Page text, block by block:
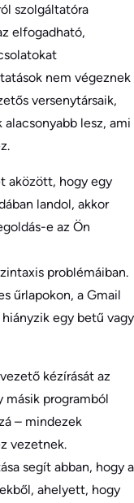
szolgáltatóra
elfogadható,
nem végeznek
versenytársaik,
lesz, ami
aközött, hogy egy
landol, akkor
e az Ön
problémáiban.
űrlapokon, a Gmail
egy betű vagy
kézírását az
másik programból
– mindezek
vezetnek.
segít abban, hogy a
ahelyett, hogy